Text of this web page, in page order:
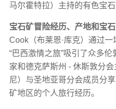
马尔霍特拉）主持的有色宝石
宝石矿冒险经历、产地和宝
Cook（布莱恩·库克）通过
“巴西激情之旅”吸引了众多
家和德克萨斯州 - 休斯敦分
尼）与圣地亚哥分会成员分
矿地区的个人旅行经历。